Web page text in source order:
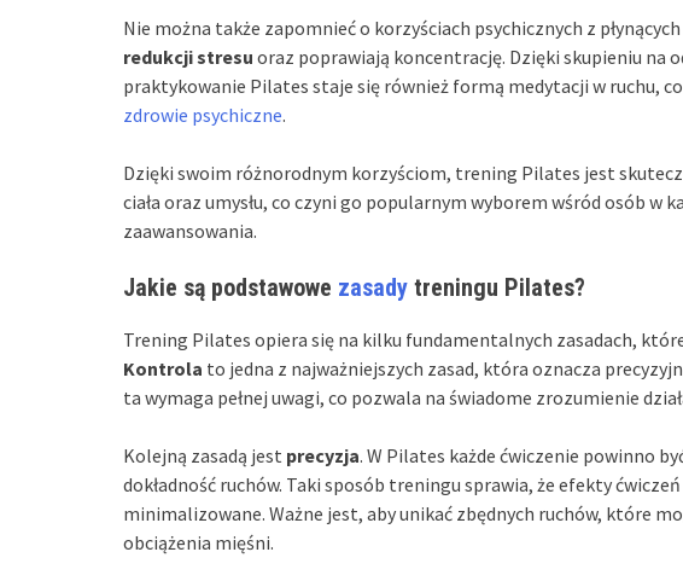
Nie można także zapomnieć o korzyściach psychicznych z
redukcji stresu oraz poprawiają koncentrację. Dzięki skupieniu na
praktykowanie Pilates staje się również formą medytacji w ruchu,
zdrowie psychiczne.
Dzięki swoim różnorodnym korzyściom, trening Pilates jest
ciała oraz umysłu, co czyni go popularnym wyborem wśród osób w
zaawansowania.
Jakie są podstawowe zasady treningu Pilates?
Trening Pilates opiera się na kilku fundamentalnych zasadach,
Kontrola to jedna z najważniejszych zasad, która oznacza
ta wymaga pełnej uwagi, co pozwala na świadome zrozumienie
Kolejną zasadą jest precyzja. W Pilates każde ćwiczenie powinno
dokładność ruchów. Taki sposób treningu sprawia, że efekty
minimalizowane. Ważne jest, aby unikać zbędnych ruchów, które
obciążenia mięśni.